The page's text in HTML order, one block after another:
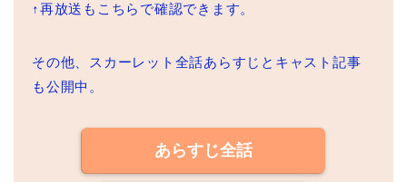
↑再放送もこちらで確認できます。
その他、スカーレット全話あらすじとキャスト記事
も公開中。
あらすじ全話